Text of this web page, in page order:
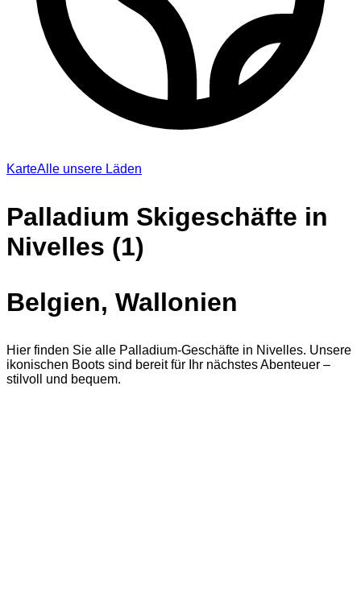
KarteAlle unsere Läden
Palladium Skigeschäfte in
Nivelles (1)
Belgien, Wallonien
Hier finden Sie alle Palladium-Geschäfte in Nivelles. Unsere
ikonischen Boots sind bereit für Ihr nächstes Abenteuer –
stilvoll und bequem.